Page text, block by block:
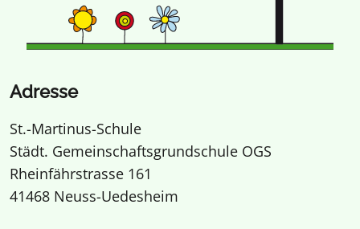
Adresse
St.-Martinus-Schule
Städt. Gemeinschaftsgrundschule OGS
Rheinfährstrasse 161
41468 Neuss-Uedesheim